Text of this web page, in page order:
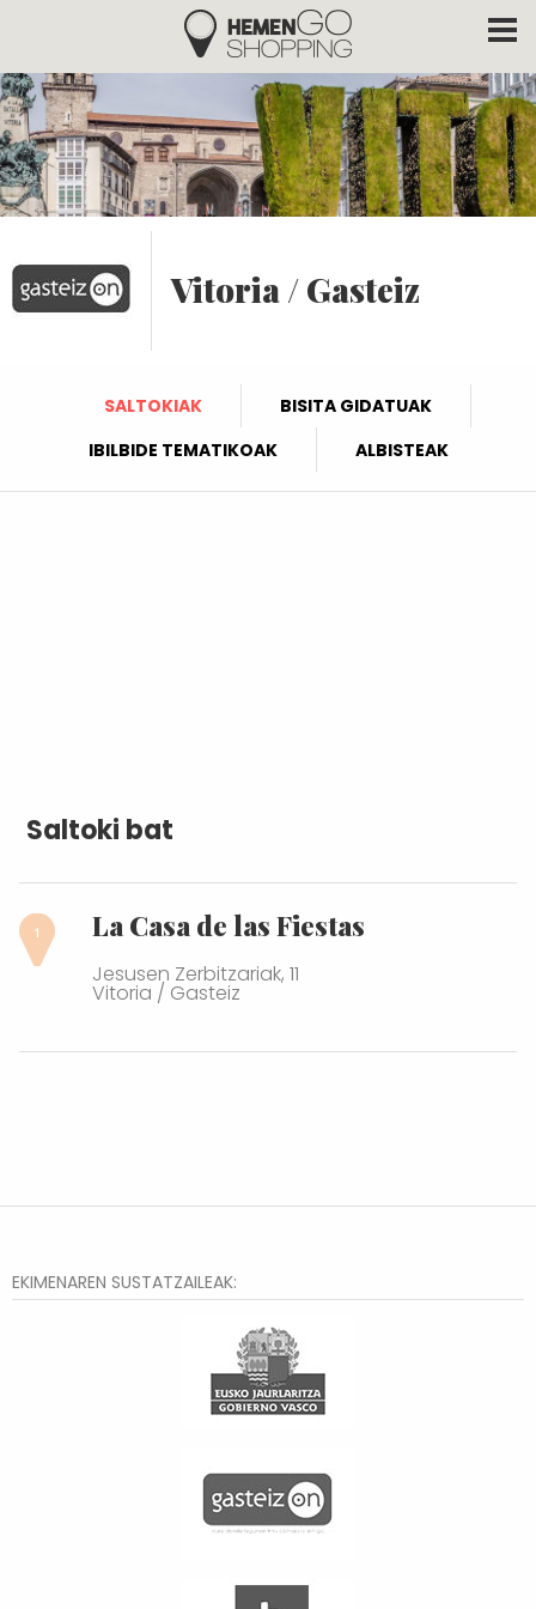
Skip to main content
Hemengo Shopping
Vitoria / Gasteiz
SALTOKIAK
BISITA GIDATUAK
IBILBIDE TEMATIKOAK
ALBISTEAK
Saltoki bat
La Casa de las Fiestas
Jesusen Zerbitzariak, 11
Vitoria / Gasteiz
EKIMENAREN SUSTATZAILEAK: